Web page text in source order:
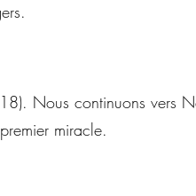
Nous continuons vers
miracle.